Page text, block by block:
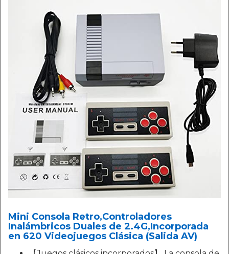
Mini Consola Retro,Controladores
Inalámbricos Duales de 2.4G,Incorporada
en 620 Videojuegos Clásica (Salida AV)